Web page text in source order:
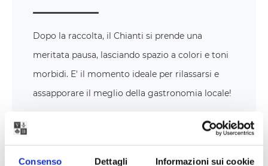
Consenso Dettagli Informazioni sui cookie
Dopo la raccolta, il Chianti si prende una
meritata pausa, lasciando spazio a colori e toni
morbidi. E' il momento ideale per rilassarsi e
assapporare il meglio della gastronomia locale!